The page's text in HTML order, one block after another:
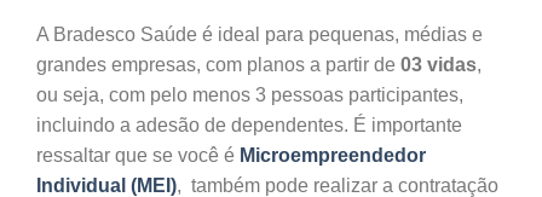
A Bradesco Saúde é ideal para pequenas, médias e
grandes empresas, com planos a partir de 03 vidas,
ou seja, com pelo menos 3 pessoas participantes,
incluindo a adesão de dependentes. É importante
ressaltar que se você é Microempreendedor
Individual (MEI), também pode realizar a contratação